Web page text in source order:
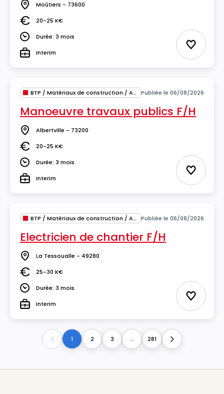
Lieu Moûtiers - 73600
Salaire20-25 K€
DuréeDurée: 3 mois
TypeInterim Ajouter
BTP / Matériaux de construction / Architecture Publiée le 06/08/2026
Manoeuvre travaux publics F/H
Lieu Albertville - 73200
Salaire20-25 K€
DuréeDurée: 3 mois
TypeInterim Ajouter
BTP / Matériaux de construction / Architecture Publiée le 06/08/2026
Electricien de chantier F/H
Lieu La Tessoualle - 49280
Salaire25-30 K€
DuréeDurée: 3 mois
TypeInterim Ajouter
Previous1 2 3 ... 281 Next